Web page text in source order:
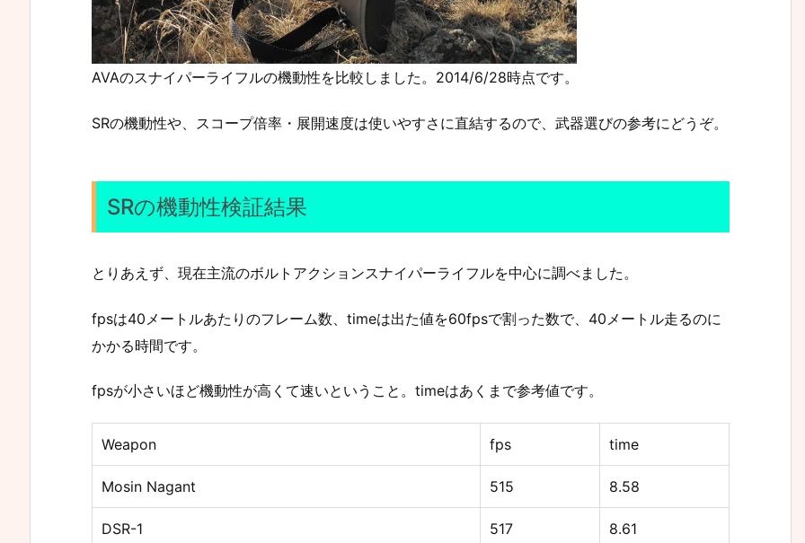
AVAのスナイパーライフルの機動性を比較しました。2014/6/28時点です。
SRの機動性や、スコープ倍率・展開速度は使いやすさに直結するので、武器選びの参考にどうぞ。
SRの機動性検証結果
とりあえず、現在主流のボルトアクションスナイパーライフルを中心に調べました。
fpsは40メートルあたりのフレーム数、timeは出た値を60fpsで割った数で、40メートル走るのに
かかる時間です。
fpsが小さいほど機動性が高くて速いということ。timeはあくまで参考値です。
Weapon fps time
Mosin Nagant 515 8.58
DSR-1 517 8.61